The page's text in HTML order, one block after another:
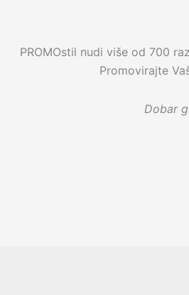
PROMOstil nudi više od 700
Promovirajte
Dobar